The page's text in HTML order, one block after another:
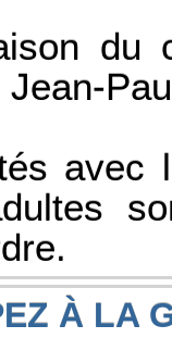
du
avec
À LA